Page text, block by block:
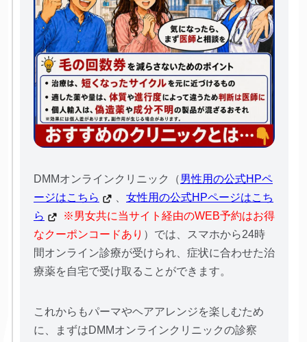
DMMオンラインクリニック（男性用の公式HPペ
ージはこちら
、 女性用の公式HPページはこち
ら
※男女共に当サイト経由のWEB予約はお得
なクーポンコードあり ）では、スマホから24時
間オンライン診療が受けられ、症状に合わせた治
療薬を自宅で受け取ることができます。
これからもパーマやヘアアレンジを楽しむため
に、まずはDMMオンラインクリニックの診察